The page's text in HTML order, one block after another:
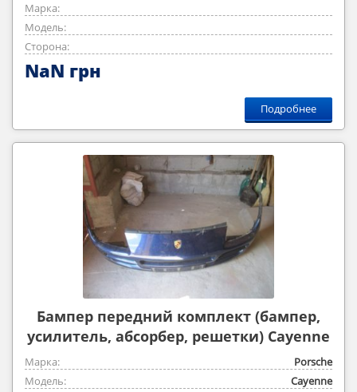
Марка:
Модель:
Сторона:
NaN грн
Подробнее
Бампер передний комплект (бампер,
усилитель, абсорбер, решетки) Cayenne
Марка:
Porsche
Модель:
Cayenne